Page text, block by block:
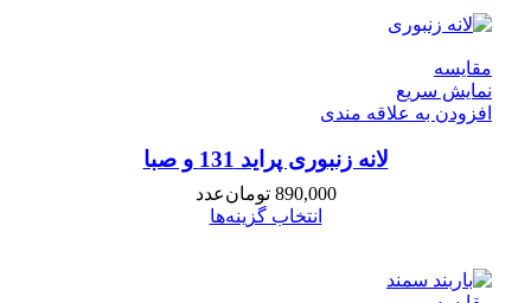
مقايسه
نمایش سریع
افزودن به علاقه مندی
لانه زنبوری پراید 131 و صبا
890,000 تومانعدد
انتخاب گزینه‌ها